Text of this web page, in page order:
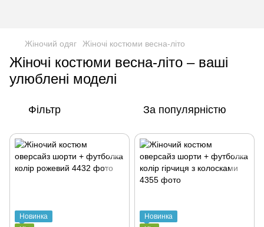
Жіночий одяг Жіночі костюми весна-літо
Жіночі костюми весна-літо – ваші
улюблені моделі
Фільтр За популярністю
Новинка
Новинка